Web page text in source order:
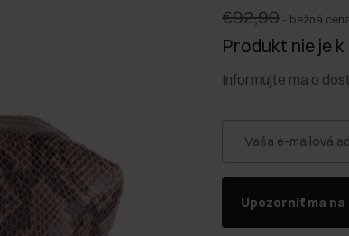
€92,90 - bežná
Produkt nie je
Informujte ma o
Vaša e-mailová
Upozorniť ma